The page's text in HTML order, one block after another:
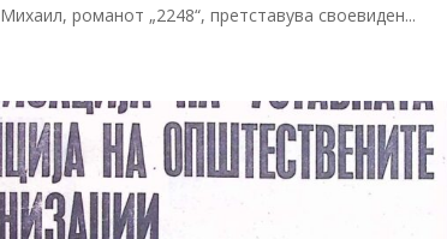
романот „2248“, претставува своевиден...